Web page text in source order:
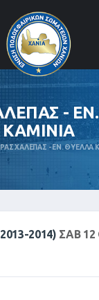
-
ΚΑΜΙΝΙΑ
ΧΑΛΕΠΑΣ - ΕΝ. ΘΥΕΛΛΑ
2014) ΣΑΒ 12